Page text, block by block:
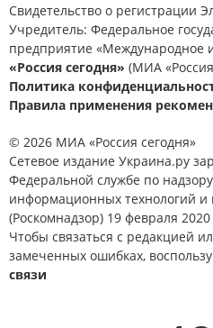
Свидетельство о регистрации
Учредитель: Федеральное
предприятие «Международное
«Россия сегодня» (МИА
Политика
Правила применения
© 2026 МИА «Россия сегодня»
Сетевое издание Украина.ру
Федеральной службе по
информационных технологий и
(Роскомнадзор) 19 февраля 2020
Чтобы связаться с редакцией
замеченных ошибках,
связи